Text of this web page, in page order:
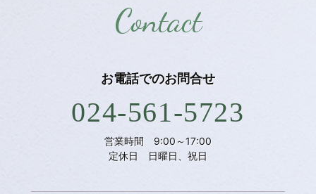
Contact
お電話でのお問合せ
024-561-5723
営業時間 9:00～17:00
定休日 日曜日、祝日